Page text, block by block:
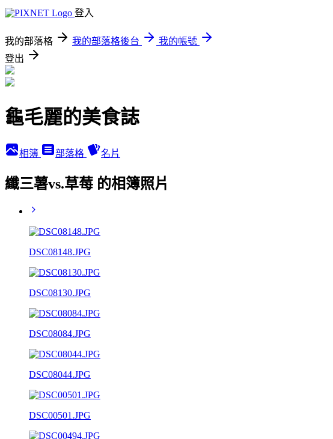
登入
我的部落格 我的部落格後台
我的帳號
登出
龜毛麗的美食誌
相簿 部落格 名片
纖三薯vs.草莓 的相簿照片
DSC08148.JPG
DSC08130.JPG
DSC08084.JPG
DSC08044.JPG
DSC00501.JPG